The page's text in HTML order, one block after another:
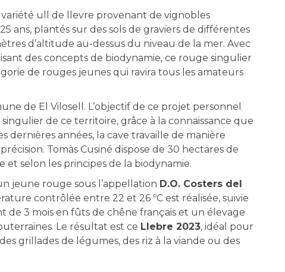
ull de llevre provenant de vignobles
ans, plantés sur des sols de graviers de différentes
d’altitude au-dessus du niveau de la mer. Avec
des concepts de biodynamie, ce rouge singulier
de rouges jeunes qui ravira tous les amateurs
de El Vilosell. L’objectif de ce projet personnel
de ce territoire, grâce à la connaissance que
dernières années, la cave travaille de manière
Tomàs Cusiné dispose de 30 hectares de
selon les principes de la biodynamie.
jeune rouge sous l’appellation D.O. Costers del
contrôlée entre 22 et 26 ºC est réalisée, suivie
de 3 mois en fûts de chêne français et un élevage
Le résultat est ce Llebre 2023, idéal pour
grillades de légumes, des riz à la viande ou des